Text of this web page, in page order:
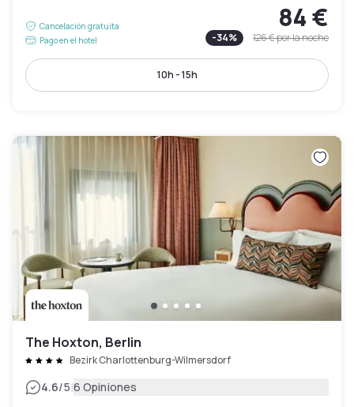
Cancelación gratuita
Pago en el hotel
84 €
-34% 126 €por la noche
10h - 15h
The Hoxton, Berlin
Bezirk Charlottenburg-Wilmersdorf
4.6/5|6 Opiniones